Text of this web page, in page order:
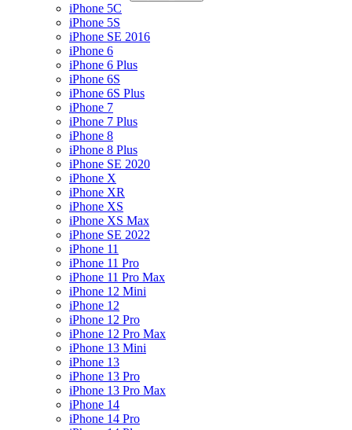
iPhone 5C
iPhone 5S
iPhone SE 2016
iPhone 6
iPhone 6 Plus
iPhone 6S
iPhone 6S Plus
iPhone 7
iPhone 7 Plus
iPhone 8
iPhone 8 Plus
iPhone SE 2020
iPhone X
iPhone XR
iPhone XS
iPhone XS Max
iPhone SE 2022
iPhone 11
iPhone 11 Pro
iPhone 11 Pro Max
iPhone 12 Mini
iPhone 12
iPhone 12 Pro
iPhone 12 Pro Max
iPhone 13 Mini
iPhone 13
iPhone 13 Pro
iPhone 13 Pro Max
iPhone 14
iPhone 14 Pro